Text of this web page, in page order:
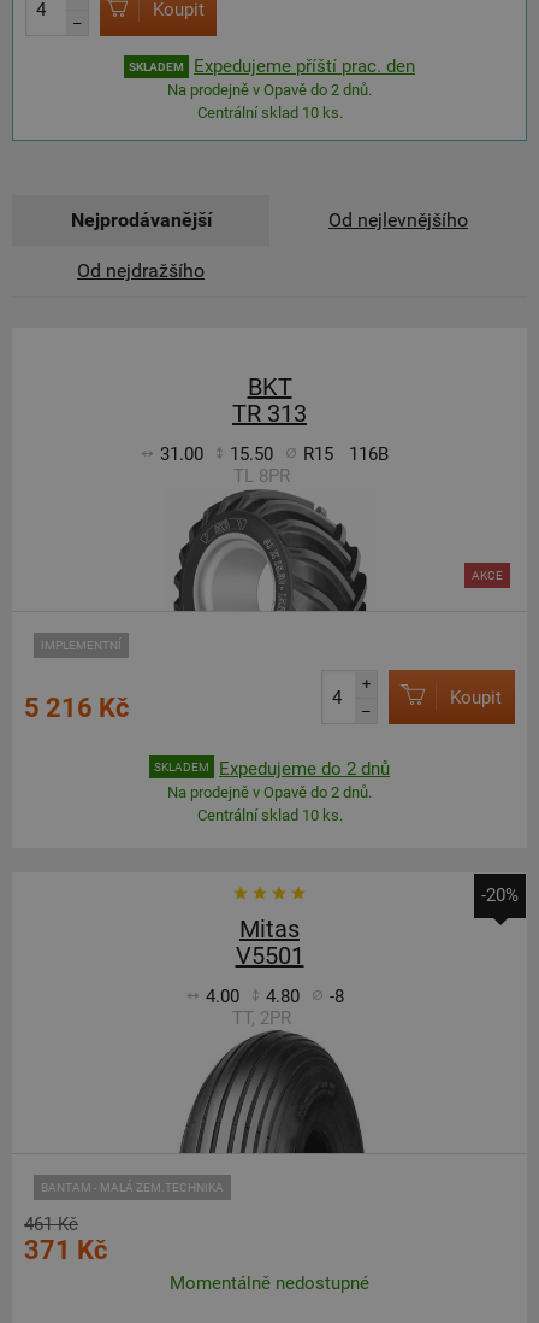
–
Koupit
SKLADEM Expedujeme příští prac. den
Na prodejně v Opavě do 2 dnů.
Centrální sklad 10 ks.
Nejprodávanější Od nejlevnějšího
Od nejdražšího
BKT
TR 313
31.00 15.50 R15
116B
TL 8PR
IMPLEMENTNÍ
AKCE
5 216 Kč
+
–
Koupit
SKLADEM Expedujeme do 2 dnů
Na prodejně v Opavě do 2 dnů.
Centrální sklad 10 ks.
-20%
Mitas
V5501
4.00 4.80
-8
TT, 2PR
BANTAM - MALÁ ZEM.TECHNIKA
461 Kč
371 Kč
Momentálně nedostupné